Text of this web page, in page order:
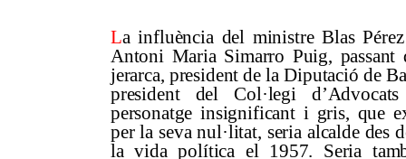
La influència del ministre Blas
Antoni Maria Simarro Puig, passant
jerarca, president de la Diputació de
president del Col·legi
personatge insignificant i gris, que
per la seva nul·litat, seria alcalde des
la vida política el 1957. Seria